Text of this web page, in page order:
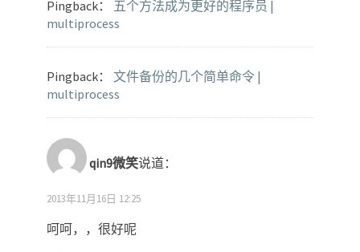
Pingback： 五个方法成为更好的程序员 |
multiprocess
Pingback： 文件备份的几个简单命令 |
multiprocess
qin9微笑说道：
2013年11月16日 12:25
呵呵，，很好呢